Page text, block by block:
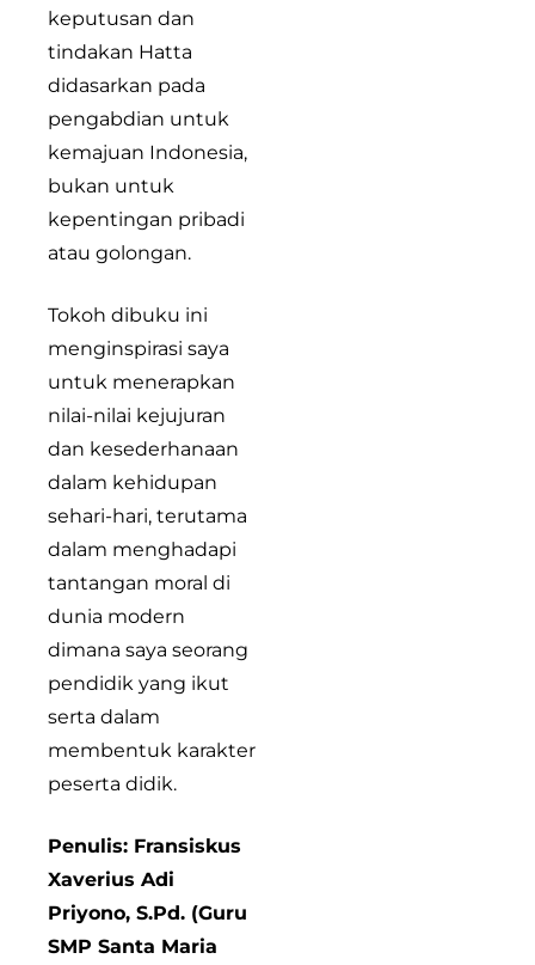
keputusan dan
tindakan Hatta
didasarkan pada
pengabdian untuk
kemajuan Indonesia,
bukan untuk
kepentingan pribadi
atau golongan.
Tokoh dibuku ini
menginspirasi saya
untuk menerapkan
nilai-nilai kejujuran
dan kesederhanaan
dalam kehidupan
sehari-hari, terutama
dalam menghadapi
tantangan moral di
dunia modern
dimana saya seorang
pendidik yang ikut
serta dalam
membentuk karakter
peserta didik.
Penulis: Fransiskus
Xaverius Adi
Priyono, S.Pd. (Guru
SMP Santa Maria